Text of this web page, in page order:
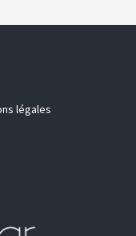
légales